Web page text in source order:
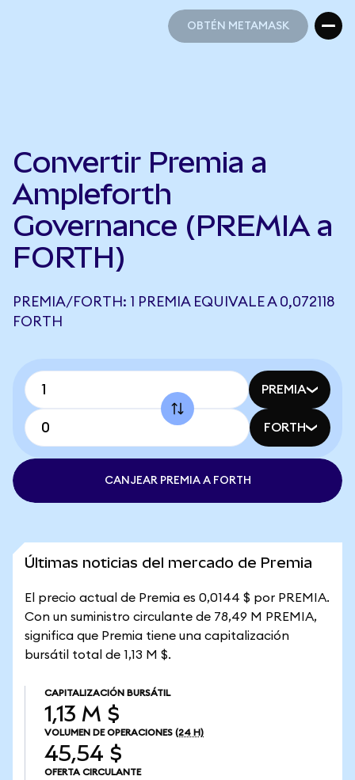
OBTÉN METAMASK
Convertir Premia a
Ampleforth
Governance (PREMIA a
FORTH)
PREMIA/FORTH: 1 PREMIA EQUIVALE A 0,072118
FORTH
PREMIA
FORTH
CANJEAR PREMIA A FORTH
Últimas noticias del mercado de Premia
El precio actual de Premia es 0,0144 $ por PREMIA.
Con un suministro circulante de 78,49 M PREMIA,
significa que Premia tiene una capitalización
bursátil total de 1,13 M $.
CAPITALIZACIÓN BURSÁTIL
1,13 M $
VOLUMEN DE OPERACIONES (24 H)
45,54 $
OFERTA CIRCULANTE